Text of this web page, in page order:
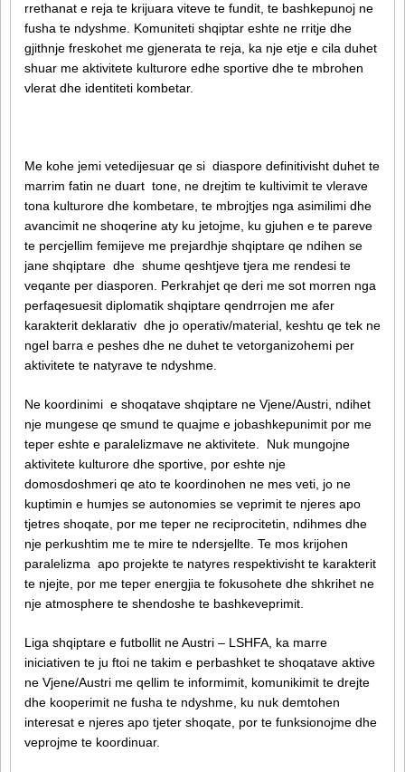
rrethanat e reja te krijuara viteve te fundit, te bashkepunoj ne
fusha te ndyshme. Komuniteti shqiptar eshte ne rritje dhe
gjithnje freskohet me gjenerata te reja, ka nje etje e cila duhet
shuar me aktivitete kulturore edhe sportive dhe te mbrohen
vlerat dhe identiteti kombetar.
Me kohe jemi vetedijesuar qe si diaspore definitivisht duhet te
marrim fatin ne duart tone, ne drejtim te kultivimit te vlerave
tona kulturore dhe kombetare, te mbrojtjes nga asimilimi dhe
avancimit ne shoqerine aty ku jetojme, ku gjuhen e te pareve
te percjellim femijeve me prejardhje shqiptare qe ndihen se
jane shqiptare dhe shume qeshtjeve tjera me rendesi te
veqante per diasporen. Perkrahjet qe deri me sot morren nga
perfaqesuesit diplomatik shqiptare qendrrojen me afer
karakterit deklarativ dhe jo operativ/material, keshtu qe tek ne
ngel barra e peshes dhe ne duhet te vetorganizohemi per
aktivitete te natyrave te ndyshme.
Ne koordinimi e shoqatave shqiptare ne Vjene/Austri, ndihet
nje mungese qe smund te quajme e jobashkepunimit por me
teper eshte e paralelizmave ne aktivitete. Nuk mungojne
aktivitete kulturore dhe sportive, por eshte nje
domosdoshmeri qe ato te koordinohen ne mes veti, jo ne
kuptimin e humjes se autonomies se veprimit te njeres apo
tjetres shoqate, por me teper ne reciprocitetin, ndihmes dhe
nje perkushtim me te mire te ndersjellte. Te mos krijohen
paralelizma apo projekte te natyres respektivisht te karakterit
te njejte, por me teper energjia te fokusohete dhe shkrihet ne
nje atmosphere te shendoshe te bashkeveprimit.
Liga shqiptare e futbollit ne Austri – LSHFA, ka marre
iniciativen te ju ftoi ne takim e perbashket te shoqatave aktive
ne Vjene/Austri me qellim te informimit, komunikimit te drejte
dhe kooperimit ne fusha te ndyshme, ku nuk demtohen
interesat e njeres apo tjeter shoqate, por te funksionojme dhe
veprojme te koordinuar.